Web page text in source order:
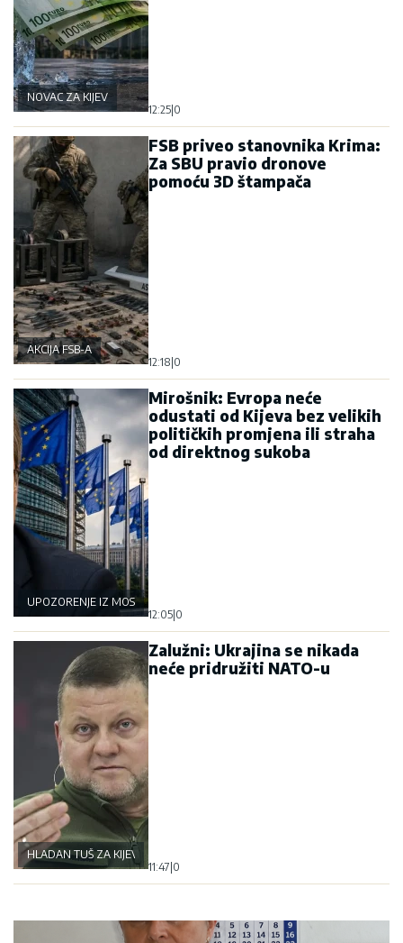
NOVAC ZA KIJEV
12:25 0
AKCIJA FSB-A
FSB priveo stanovnika Krima:
Za SBU pravio dronove
pomoću 3D štampača
12:18 0
UPOZORENJE IZ MOSKVE
Mirošnik: Evropa neće
odustati od Kijeva bez velikih
političkih promjena ili straha
od direktnog sukoba
12:05 0
HLADAN TUŠ ZA KIJEV
Zalužni: Ukrajina se nikada
neće pridružiti NATO-u
11:47 0